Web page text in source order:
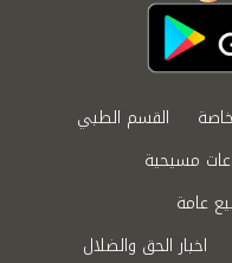
القسم الطبي
مسيحية
عامة
اخبار الحق والضلال